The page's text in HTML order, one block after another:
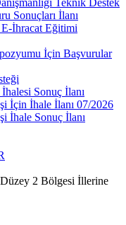
Teknik Destek
Sonuçları İlanı
İhracat Eğitimi
İçin Başvurular
Sonuç İlanı
İçin İhale İlanı 07/2026
İhale Sonuç İlanı
2 Bölgesi İllerine